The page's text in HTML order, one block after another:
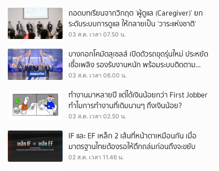
ถอดบทเรียนจากวิกฤต ‘ผู้ดูแล (Caregiver)’ ยก
ระดับระบบการดูแล ให้กลายเป็น ‘วาระแห่งชาติ’
03 ส.ค. เวลา 07.50 น.
บางกอกโคมัตสุเซลส์ เปิดตัวรถขุดรุ่นใหม่ ประหยัด
เชื้อเพลิง รองรับงานหนัก พร้อมระบบติดตาม
เครื่องจักรผ่านดาวเทียม
03 ส.ค. เวลา 06.00 น.
ทำงานมาหลายปี แต่ได้เงินน้อยกว่า First Jobber
ทำไมการทำงานที่เดิมนานๆ ถึงเงินน้อย?
03 ส.ค. เวลา 02.50 น.
IF และ EF เหล็ก 2 เส้นที่หน้าตาเหมือนกัน เมื่อ
มาตรฐานไทยต้องรอให้ตึกถล่มก่อนถึงจะขยับ
02 ส.ค. เวลา 11.46 น.